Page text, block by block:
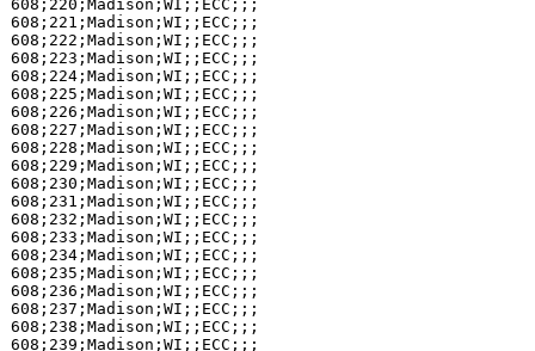
608;220;Madison;WI;;ECC;;;
608;221;Madison;WI;;ECC;;;
608;222;Madison;WI;;ECC;;;
608;223;Madison;WI;;ECC;;;
608;224;Madison;WI;;ECC;;;
608;225;Madison;WI;;ECC;;;
608;226;Madison;WI;;ECC;;;
608;227;Madison;WI;;ECC;;;
608;228;Madison;WI;;ECC;;;
608;229;Madison;WI;;ECC;;;
608;230;Madison;WI;;ECC;;;
608;231;Madison;WI;;ECC;;;
608;232;Madison;WI;;ECC;;;
608;233;Madison;WI;;ECC;;;
608;234;Madison;WI;;ECC;;;
608;235;Madison;WI;;ECC;;;
608;236;Madison;WI;;ECC;;;
608;237;Madison;WI;;ECC;;;
608;238;Madison;WI;;ECC;;;
608;239;Madison;WI;;ECC;;;